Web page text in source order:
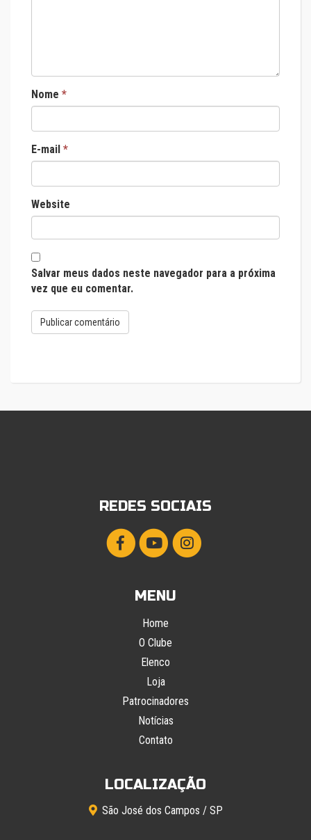
Nome *
E-mail *
Website
Salvar meus dados neste navegador para a próxima
vez que eu comentar.
REDES SOCIAIS
MENU
Home
O Clube
Elenco
Loja
Patrocinadores
Notícias
Contato
LOCALIZAÇÃO
São José dos Campos / SP